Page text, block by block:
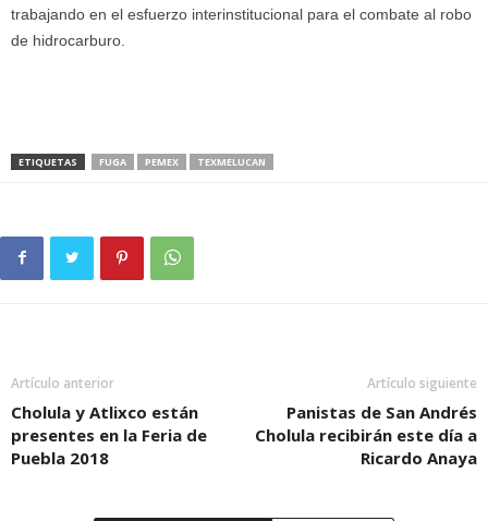
trabajando en el esfuerzo interinstitucional para el combate al robo
de hidrocarburo.
ETIQUETAS FUGA PEMEX TEXMELUCAN
Artículo anterior
Cholula y Atlixco están
presentes en la Feria de
Puebla 2018
Artículo siguiente
Panistas de San Andrés
Cholula recibirán este día a
Ricardo Anaya